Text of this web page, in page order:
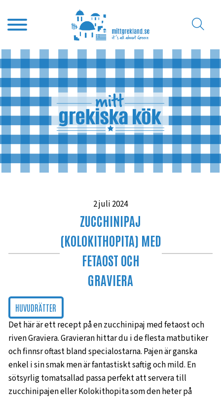
2 juli 2024
ZUCCHINIPAJ
(KOLOKITHOPITA) MED
FETAOST OCH
GRAVIERA
HUVUDRÄTTER
Det här är ett recept på en zucchinipaj med fetaost och
riven Graviera. Gravieran hittar du i de flesta matbutiker
och finnsr oftast bland specialostarna. Pajen är ganska
enkel i sin smak men är fantastiskt saftig och mild. En
sötsyrlig tomatsallad passa perfekt att servera till
zucchinipajen eller Kolokithopita som den heter på